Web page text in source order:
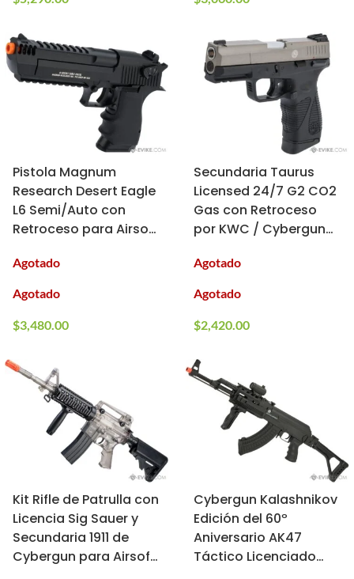
Pistola Magnum
Research Desert Eagle
L6 Semi/Auto con
Retroceso para Airsoft
Agotado
Agotado
$3,480.00
Secundaria Taurus
Licensed 24/7 G2 CO2
Gas con Retroceso
por KWC / Cybergun
428 FPS / Two-Tone)
Agotado
Agotado
$2,420.00
Kit Rifle de Patrulla con
Licencia Sig Sauer y
Secundaria 1911 de
Cybergun para Airsoft
Cybergun Kalashnikov
Edición del 60º
Aniversario AK47
Táctico Licenciado